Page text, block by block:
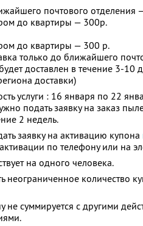
почтового отделения
до квартиры — 300р.
до квартиры — 300 р.
только до ближайшего
доставлен в течение 3-10
доставки)
услуги : 16 января по 22
подать заявку на заказ
2 недель.
заявку на активацию купона
по телефону или на
на одного человека.
неограниченное количество
не суммируется с другими